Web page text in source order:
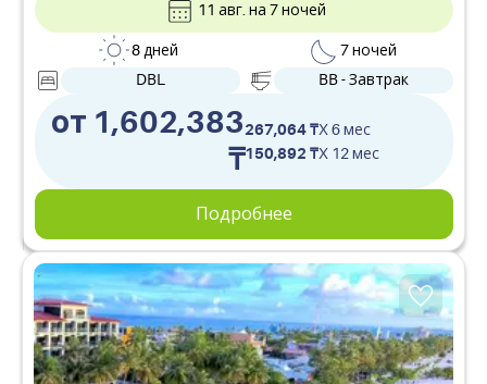
от 1,602,383
₸
267,064 ₸X 6 мес
150,892 ₸X 12 мес
11 авг. на 7 ночей
8 дней
7 ночей
DBL
BB - Завтрак
Подробнее